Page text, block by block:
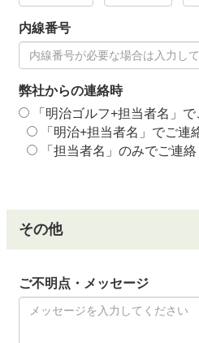
内線番号
弊社からの連絡時
「明治ゴルフ+担当者名」
「明治+担当者名」でご連
「担当者名」のみでご連絡
その他
ご不明点・メッセージ